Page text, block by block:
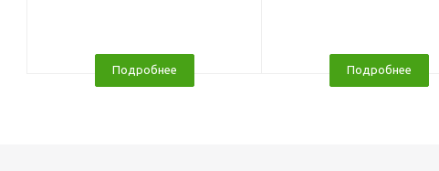
Подробнее Подробнее